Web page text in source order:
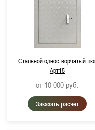
Стальной одностворчатый
Арт15
от 10 000 руб.
Заказать расчет